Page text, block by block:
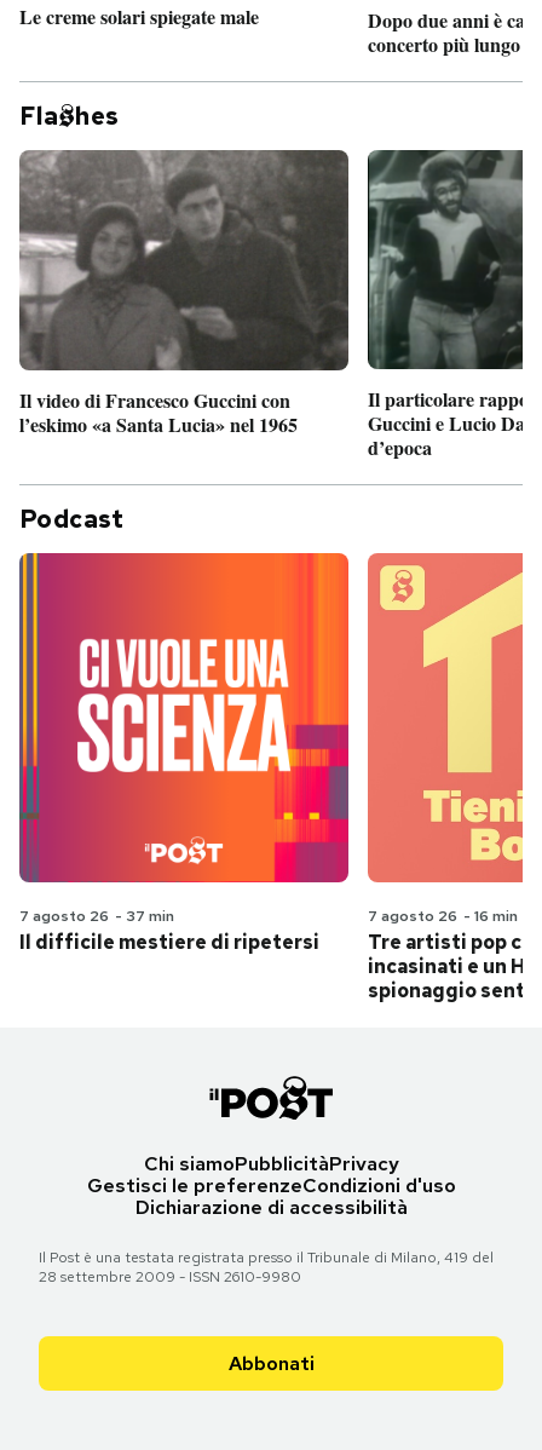
Le creme solari spiegate male
Dopo due anni è
concerto più lungo
Fla hes
Il video di Francesco Guccini con
l’eskimo «a Santa Lucia» nel 1965
Il particolare
Guccini e Lucio
d’epoca
Podcast
7 agosto 26 - 37 min
Il difficile mestiere di ripetersi
7 agosto 26 - 16 min
Tre artisti pop
incasinati e un
spionaggio
Chi siamoPubblicitàPrivacy
Gestisci le preferenzeCondizioni d'uso
Dichiarazione di accessibilità
Il Post è una testata registrata presso il Tribunale di Milano, 419 del
28 settembre 2009 - ISSN 2610-9980
Abbonati